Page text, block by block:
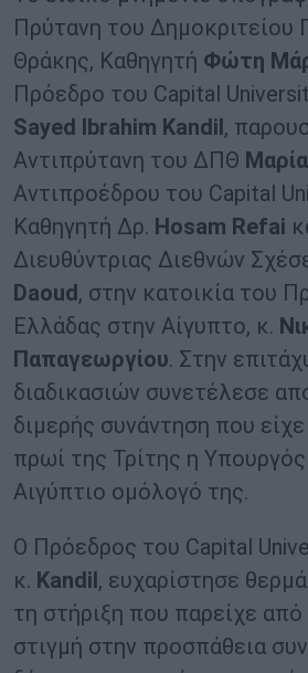
Πρύτανη του Δημοκριτείου
Θράκης, Καθηγητή Φώτη
Πρόεδρο του Capital
Sayed Ibrahim Kandil ,
Αντιπρύτανη του ΔΠΘ
Αντιπροέδρου του Capital
Καθηγητή Δρ. Hosam Refai
Διευθύντριας Διεθνών
Daoud , στην κατοικία του
Ελλάδας στην Αίγυπτο, κ.
Παπαγεωργίου. Στην
διαδικασιών συνετέλεσε
διμερής συνάντηση που
πρωί της Τρίτης η
Αιγύπτιο ομόλογό της.
Ο Πρόεδρος του Capital
κ. Kandil , ευχαρίστησε
τη στήριξη που παρείχε
στιγμή στην προσπάθεια